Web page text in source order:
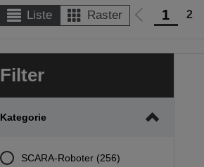
Liste Raster
Zur
Seite
1 2
Filter
Kategorie
SCARA-Roboter (256)